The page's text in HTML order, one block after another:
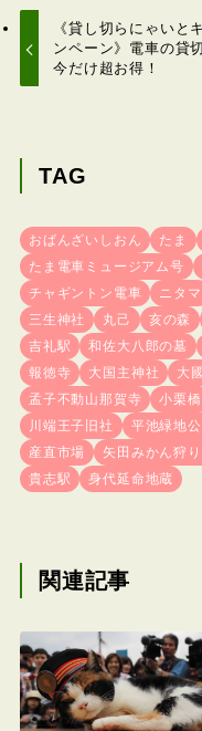
《貸し切らにゃいと
ンペーン》電車の貸切
今だけ超お得！
TAG
おばんざいしおん たま
たま電車ミュージアム号
チャギントン電車
ニタマ
三生神社
丸己 亥の森
吉礼駅
和佐大八郎の墓
報徳寺
大国主神社 大
孟子不動山那賀寺
小栗橋
川端王子旧社
平池緑地
産直市場
矢田みかん狩
貴志駅
身代延命地蔵
関連記事